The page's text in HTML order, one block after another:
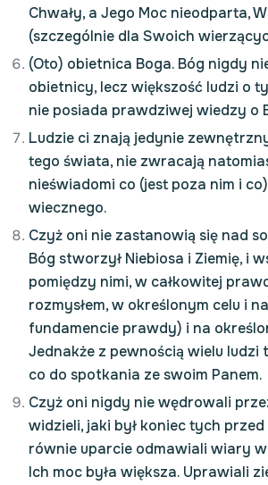
Chwały, a Jego Moc nieodparta,
(szczególnie dla Swoich
(Oto) obietnica Boga. Bóg nigdy
obietnicy, lecz większość ludzi o
nie posiada prawdziwej wiedzy o
Ludzie ci znają jedynie
tego świata, nie zwracają
nieświadomi co (jest poza nim i
wiecznego.
Czyż oni nie zastanowią się nad
Bóg stworzył Niebiosa i Ziemię, i
pomiędzy nimi, w całkowitej
rozmysłem, w określonym celu i
fundamencie prawdy) i na
Jednakże z pewnością wielu
co do spotkania ze swoim Panem.
Czyż oni nigdy nie wędrowali
widzieli, jaki był koniec tych
równie uparcie odmawiali wiary w
Ich moc była większa. Uprawiali